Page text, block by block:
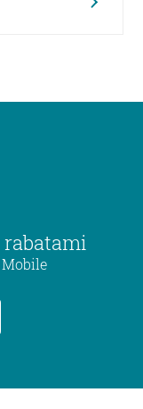
rabatami